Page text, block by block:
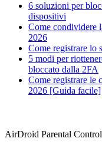
6 soluzioni per
dispositivi
Come condividere
2026
Come registrare lo
5 modi per
bloccato dalla 2FA
Come registrare le
2026 [Guida facile]
AirDroid Parental Control